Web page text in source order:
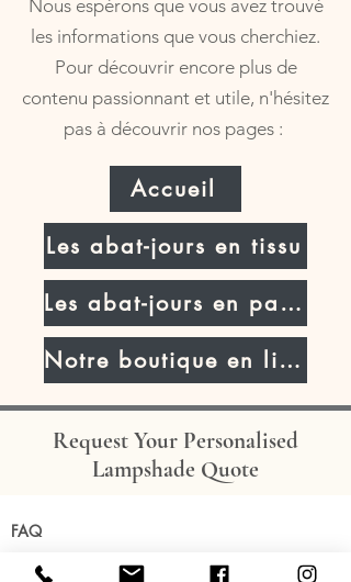
Nous espérons que vous avez trouvé
les informations que vous cherchiez.
Pour découvrir encore plus de
contenu passionnant et utile, n'hésitez
pas à découvrir nos pages :
Accueil
Les abat-jours en tissu
Les abat-jours en parchemin
Notre boutique en ligne
Request Your Personalised
Lampshade Quote
FAQ
Mentions légales